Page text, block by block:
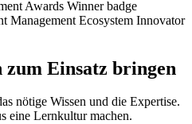
zum Einsatz bringen
nötige Wissen und die Expertise.
eine Lernkultur machen.